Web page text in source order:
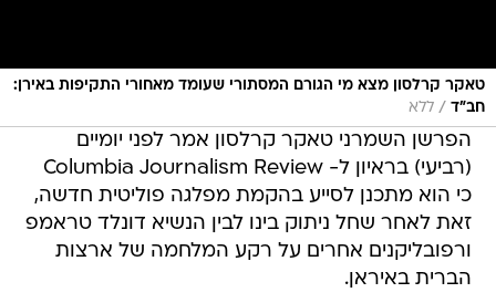
טאקר קרלסון מצא מי הגורם המסתורי שעומד מאחורי התקיפות באירן:
חב"ד / ללא
הפרשן השמרני טאקר קרלסון אמר לפני יומיים
(רביעי) בראיון ל- Columbia Journalism Review
כי הוא מתכנן לסייע בהקמת מפלגה פוליטית חדשה,
זאת לאחר שחל ניתוק בינו לבין הנשיא דונלד טראמפ
ורפובליקנים אחרים על רקע המלחמה של ארצות
הברית באיראן.